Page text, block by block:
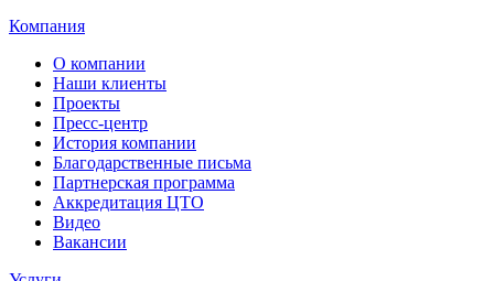
Компания
О компании
Наши клиенты
Проекты
Пресс-центр
История компании
Благодарственные письма
Партнерская программа
Аккредитация ЦТО
Видео
Вакансии